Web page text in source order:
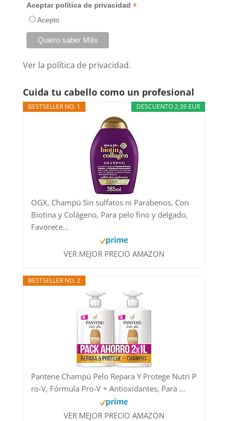
Aceptar política de privacidad*
Acepto
Ver la política de privacidad.
Cuida tu cabello como un profesional
DESCUENTO 2,39 EUR
BESTSELLER NO. 1
OGX, Champú Sin sulfatos ni Parabenos, Con
Biotina y Colágeno, Para pelo fino y delgado,
Favorece...
VER MEJOR PRECIO AMAZON
BESTSELLER NO. 2
Pantene Champú Pelo Repara Y Protege Nutri P
ro-V, Fórmula Pro-V + Antioxidantes, Para ...
VER MEJOR PRECIO AMAZON